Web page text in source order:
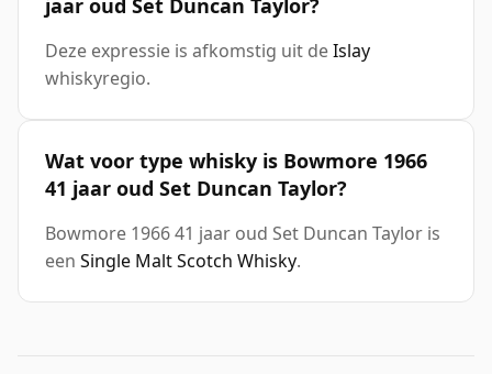
jaar oud Set Duncan Taylor?
Deze expressie is afkomstig uit deIslay
whiskyregio.
Wat voor type whisky is Bowmore 1966
41 jaar oud Set Duncan Taylor?
Bowmore 1966 41 jaar oud Set Duncan Taylor is
een Single Malt Scotch Whisky.